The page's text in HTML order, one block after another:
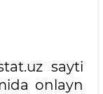
sayti
onlayn